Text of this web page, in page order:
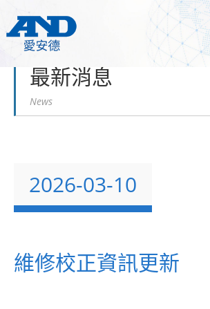
最新消息
News
2026-03-10
維修校正資訊更新